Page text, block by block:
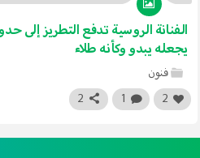
الفنانة الروسية تدفع التطريز إلى
يجعله يبدو وكأنه طلاء
فنون
2
2